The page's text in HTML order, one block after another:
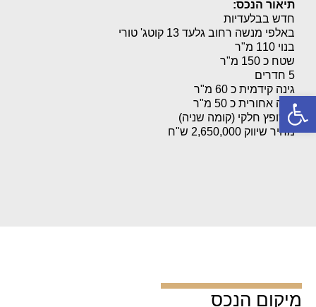
פתח סרגל נגישות
תיאור הנכס:
חדש בבלעדיות
באלפי מנשה רחוב גלעד 13 קוטג' טורי
בנוי 110 מ"ר
שטח כ 150 מ"ר
5 חדרים
גינה קידמית כ 60 מ"ר
גינה אחורית כ 50 מ"ר
משופץ חלקי (קומה שניה)
מחיר שיווק 2,650,000 ש"ח
מיקום הנכס